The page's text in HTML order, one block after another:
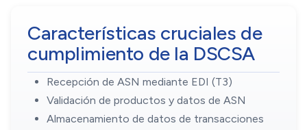
Características cruciales de
cumplimiento de la DSCSA
Recepción de ASN mediante EDI (T3)
Validación de productos y datos de ASN
Almacenamiento de datos de transacciones